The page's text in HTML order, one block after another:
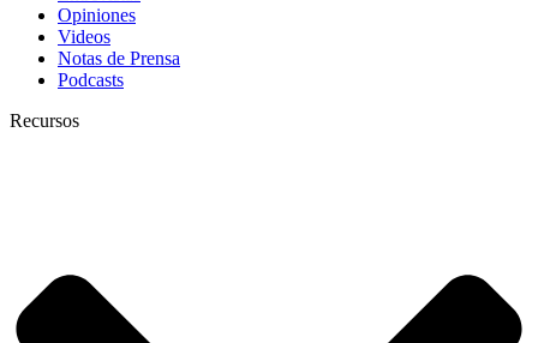
Opiniones
Videos
Notas de Prensa
Podcasts
Recursos